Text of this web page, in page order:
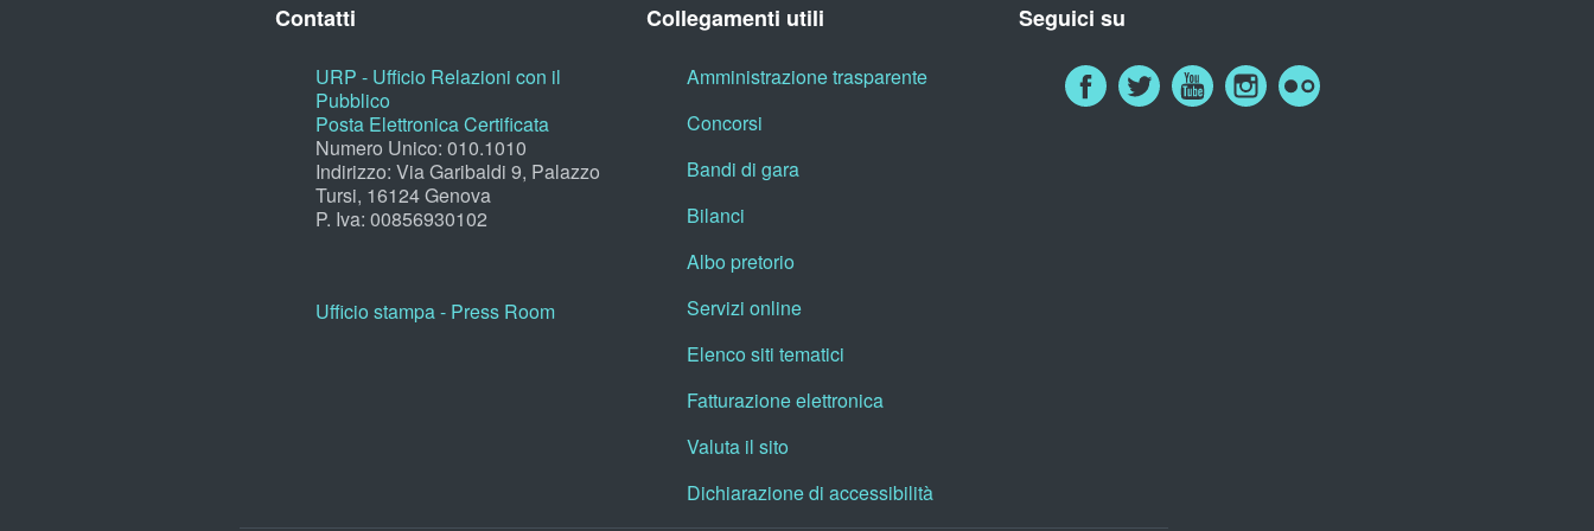
Contatti
URP - Ufficio Relazioni con il
Pubblico
Posta Elettronica Certificata
Numero Unico: 010.1010
Indirizzo: Via Garibaldi 9, Palazzo
Tursi, 16124 Genova
P. Iva: 00856930102
Ufficio stampa - Press Room
Collegamenti utili
Amministrazione trasparente
Concorsi
Bandi di gara
Bilanci
Albo pretorio
Servizi online
Elenco siti tematici
Fatturazione elettronica
Valuta il sito
Dichiarazione di accessibilità
Seguici su